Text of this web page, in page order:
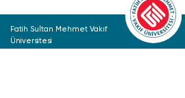
Fatih Sultan Mehmet Vakıf
Üniversitesi